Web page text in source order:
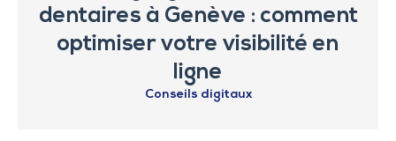
dentaires à Genève : comment
optimiser votre visibilité en
ligne
Conseils digitaux